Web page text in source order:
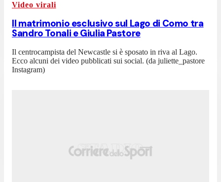
Video virali
Il matrimonio esclusivo sul Lago di Como tra
Sandro Tonali e Giulia Pastore
Il centrocampista del Newcastle si è sposato in riva al Lago.
Ecco alcuni dei video pubblicati sui social. (da juliette_pastore
Instagram)